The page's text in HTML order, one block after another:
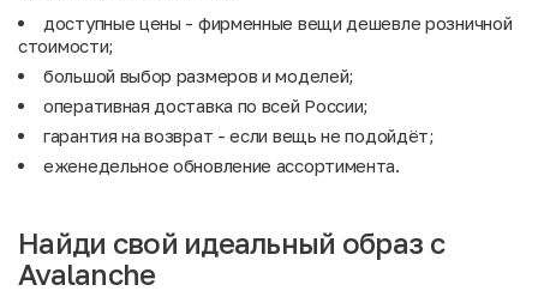
доступные цены - фирменные вещи дешевле розничной
стоимости;
большой выбор размеров и моделей;
оперативная доставка по всей России;
гарантия на возврат - если вещь не подойдёт;
еженедельное обновление ассортимента.
Найди свой идеальный образ с
Avalanche